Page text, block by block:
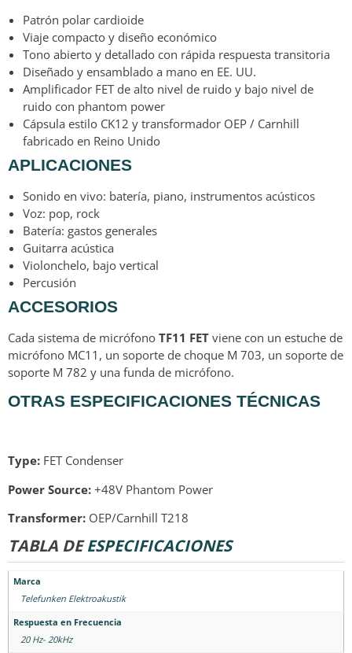
Patrón polar cardioide
Viaje compacto y diseño económico
Tono abierto y detallado con rápida respuesta transitoria
Diseñado y ensamblado a mano en EE. UU.
Amplificador FET de alto nivel de ruido y bajo nivel de
ruido con phantom power
Cápsula estilo CK12 y transformador OEP / Carnhill
fabricado en Reino Unido
APLICACIONES
Sonido en vivo: batería, piano, instrumentos acústicos
Voz: pop, rock
Batería: gastos generales
Guitarra acústica
Violonchelo, bajo vertical
Percusión
ACCESORIOS
Cada sistema de micrófono TF11 FET viene con un estuche de
micrófono MC11, un soporte de choque M 703, un soporte de
soporte M 782 y una funda de micrófono.
OTRAS ESPECIFICACIONES TÉCNICAS
Type: FET Condenser
Power Source: +48V Phantom Power
Transformer: OEP/Carnhill T218
TABLA DEESPECIFICACIONES
Marca
Telefunken Elektroakustik
Respuesta en Frecuencia
20 Hz- 20kHz